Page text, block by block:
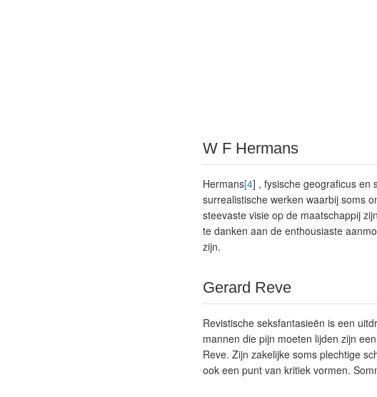
W F Hermans
Hermans[4] , fysische geograficus en
surrealistische werken waarbij soms
steevaste visie op de maatschappij
te danken aan de enthousiaste
zijn.
Gerard Reve
Revistische seksfantasieën is een
mannen die pijn moeten lijden zijn
Reve. Zijn zakelijke soms plechtige
ook een punt van kritiek vormen.